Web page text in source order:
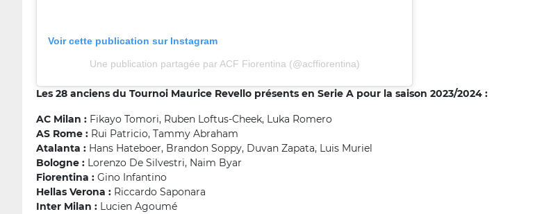
Voir cette publication sur Instagram
Une publication partagée par ACF Fiorentina (@acffiorentina)
Les 28 anciens du Tournoi Maurice Revello présents en Serie A pour la saison 2023/2024 :
AC Milan : Fikayo Tomori, Ruben Loftus-Cheek, Luka Romero
AS Rome : Rui Patricio, Tammy Abraham
Atalanta : Hans Hateboer, Brandon Soppy, Duvan Zapata, Luis Muriel
Bologne : Lorenzo De Silvestri, Naim Byar
Fiorentina : Gino Infantino
Hellas Verona : Riccardo Saponara
Inter Milan : Lucien Agoumé